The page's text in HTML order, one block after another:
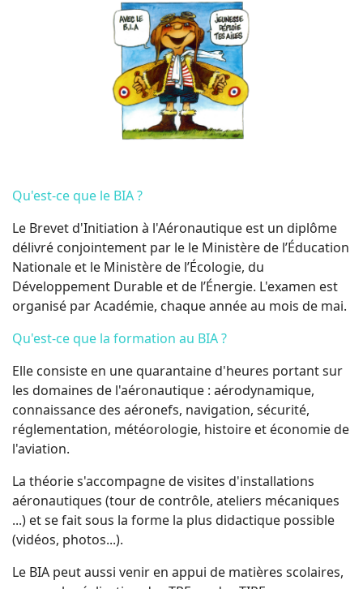
Qu'est-ce que le BIA ?
Le Brevet d'Initiation à l'Aéronautique est un diplôme
délivré conjointement par le le Ministère de l’Éducation
Nationale et le Ministère de l’Écologie, du
Développement Durable et de l’Énergie. L'examen est
organisé par Académie, chaque année au mois de mai.
Qu'est-ce que la formation au BIA ?
Elle consiste en une quarantaine d'heures portant sur
les domaines de l'aéronautique : aérodynamique,
connaissance des aéronefs, navigation, sécurité,
réglementation, météorologie, histoire et économie de
l'aviation.
La théorie s'accompagne de visites d'installations
aéronautiques (tour de contrôle, ateliers mécaniques
...) et se fait sous la forme la plus didactique possible
(vidéos, photos...).
Le BIA peut aussi venir en appui de matières scolaires,